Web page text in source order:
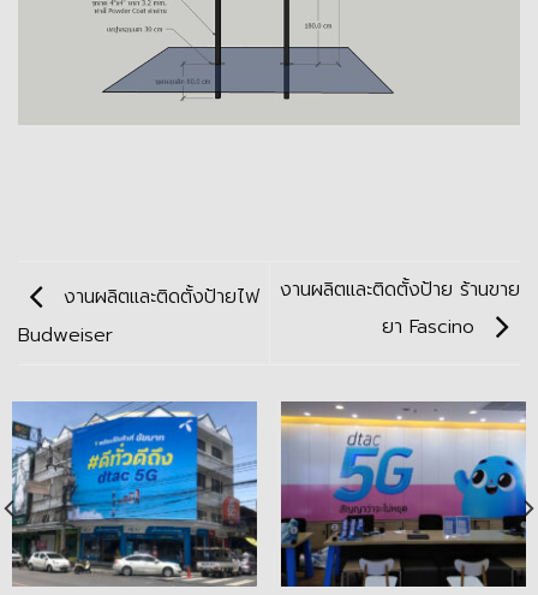
งานผลิตและติดตั้งป้ายไฟ
Budweiser
งานผลิตและติดตั้งป้าย ร้านขาย
ยา Fascino